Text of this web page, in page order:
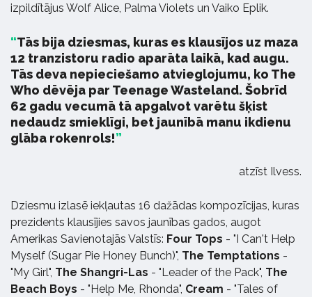
izpildītājus Wolf Alice, Palma Violets un Vaiko Eplik.
Tās bija dziesmas, kuras es klausījos uz maza
12 tranzistoru radio aparāta laikā, kad augu.
Tās deva nepieciešamo atvieglojumu, ko The
Who dēvēja par Teenage Wasteland. Šobrīd
62 gadu vecumā tā apgalvot varētu šķist
nedaudz smieklīgi, bet jaunībā manu ikdienu
glāba rokenrols!
atzīst Ilvess.
Dziesmu izlasē iekļautas 16 dažādas kompozīcijas, kuras
prezidents klausījies savos jaunības gados, augot
Amerikas Savienotajās Valstīs: Four Tops - "I Can't Help
Myself (Sugar Pie Honey Bunch)", The Temptations -
"My Girl", The Shangri-Las - "Leader of the Pack", The
Beach Boys - "Help Me, Rhonda", Cream - "Tales of